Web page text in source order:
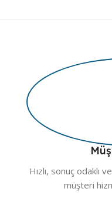
Hızlı, sonuç odaklı
müşteri